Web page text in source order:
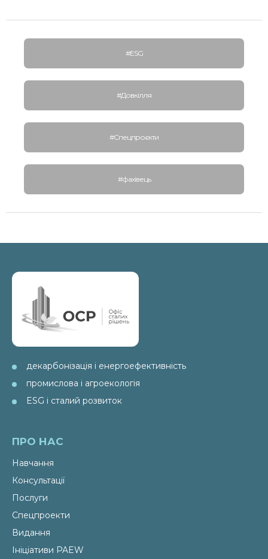
#ESG
#Довкілля
#Спецпроєкти
#фахівець
декарбонізація і енергоефективність
промислова і агроекологія
ESG і сталий розвиток
ПРО НАС
Навчання
Консультації
Послуги
Спецпроекти
Видання
Ініціативи PAEW